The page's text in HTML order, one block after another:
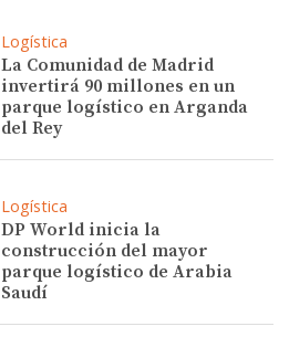
Logística
La Comunidad de Madrid
invertirá 90 millones en un
parque logístico en Arganda
del Rey
Logística
DP World inicia la
construcción del mayor
parque logístico de Arabia
Saudí